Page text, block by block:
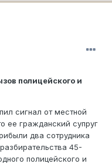
полицейского и
сигнал от местной
ее гражданский супруг
два сотрудника
45-
полицейского и